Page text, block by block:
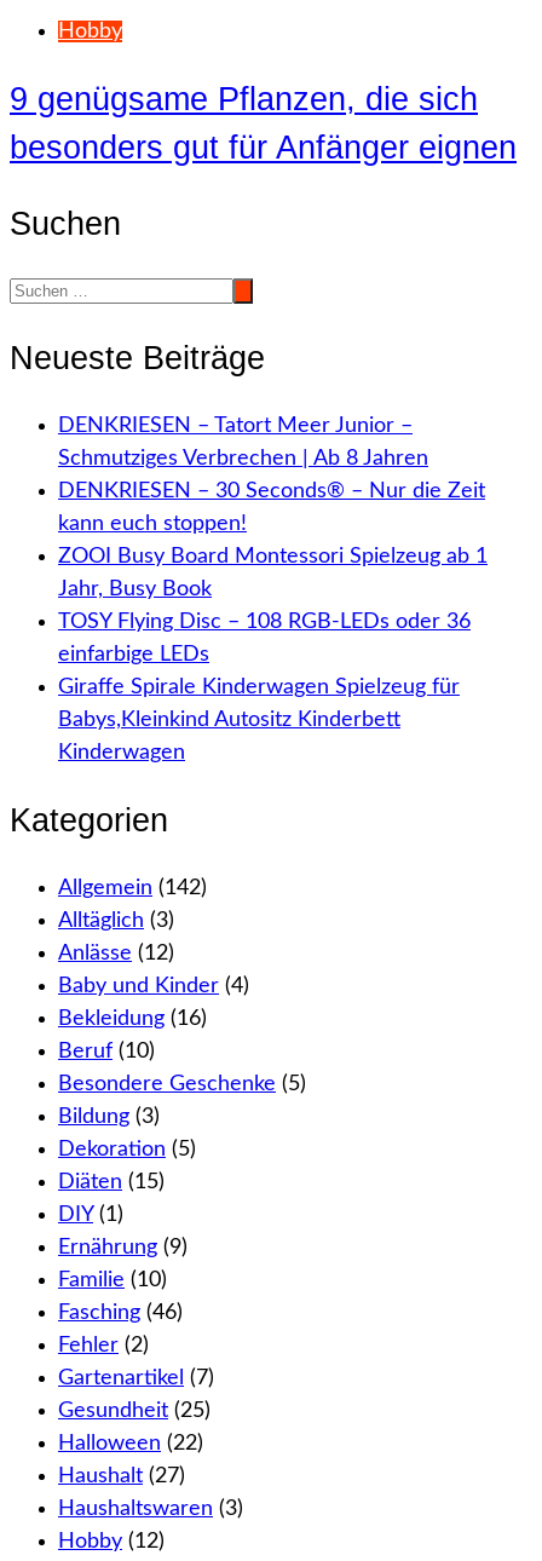
Hobby
9 genügsame Pflanzen, die sich
besonders gut für Anfänger eignen
Suchen
Neueste Beiträge
DENKRIESEN – Tatort Meer Junior –
Schmutziges Verbrechen | Ab 8 Jahren
DENKRIESEN – 30 Seconds® – Nur die Zeit
kann euch stoppen!
ZOOI Busy Board Montessori Spielzeug ab 1
Jahr, Busy Book
TOSY Flying Disc – 108 RGB-LEDs oder 36
einfarbige LEDs
Giraffe Spirale Kinderwagen Spielzeug für
Babys,Kleinkind Autositz Kinderbett
Kinderwagen
Kategorien
Allgemein (142)
Alltäglich (3)
Anlässe (12)
Baby und Kinder (4)
Bekleidung (16)
Beruf (10)
Besondere Geschenke (5)
Bildung (3)
Dekoration (5)
Diäten (15)
DIY(1)
Ernährung (9)
Familie (10)
Fasching (46)
Fehler (2)
Gartenartikel (7)
Gesundheit (25)
Halloween (22)
Haushalt (27)
Haushaltswaren (3)
Hobby (12)